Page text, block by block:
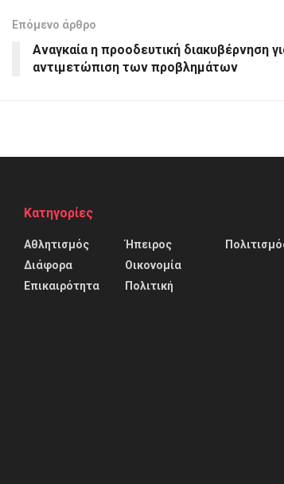
Επόμενο άρθρο
Αναγκαία η προοδευτική διακυβέρνηση
αντιμετώπιση των προβλημάτων
Κατηγορίες
Αθλητισμός
Διάφορα
Επικαιρότητα
Ήπειρος
Οικονομία
Πολιτική